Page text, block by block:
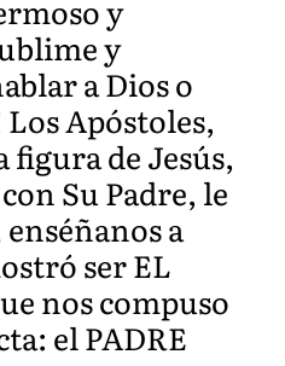
y
y
a Dios o
Apóstoles,
figura de Jesús,
Su Padre, le
a
ser EL
nos compuso
el PADRE